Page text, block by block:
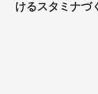
けるスタミナづ